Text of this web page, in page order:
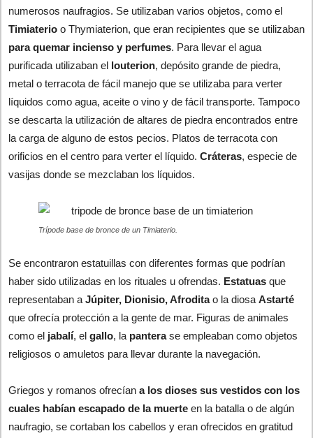
numerosos naufragios. Se utilizaban varios objetos, como el
Timiaterio o Thymiaterion, que eran recipientes que se utilizaban
para quemar incienso y perfumes. Para llevar el agua
purificada utilizaban el louterion, depósito grande de piedra,
metal o terracota de fácil manejo que se utilizaba para verter
líquidos como agua, aceite o vino y de fácil transporte. Tampoco
se descarta la utilización de altares de piedra encontrados entre
la carga de alguno de estos pecios. Platos de terracota con
orificios en el centro para verter el líquido. Cráteras, especie de
vasijas donde se mezclaban los líquidos.
Trípode base de bronce de un Timiaterio.
Se encontraron estatuillas con diferentes formas que podrían
haber sido utilizadas en los rituales u ofrendas. Estatuas que
representaban a Júpiter, Dionisio, Afroditao la diosa Astarté
que ofrecía protección a la gente de mar. Figuras de animales
como el jabalí, el gallo, la panterase empleaban como objetos
religiosos o amuletos para llevar durante la navegación.
Griegos y romanos ofrecían a los dioses sus vestidos con los
cuales habían escapado de la muerte en la batalla o de algún
naufragio, se cortaban los cabellos y eran ofrecidos en gratitud